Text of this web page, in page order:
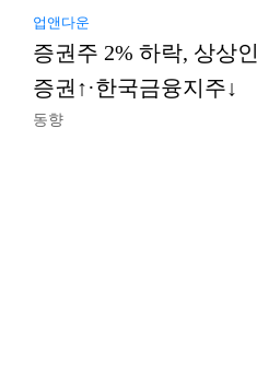
업앤다운
증권주 2% 하락, 상상인
증권↑·한국금융지주↓
동향